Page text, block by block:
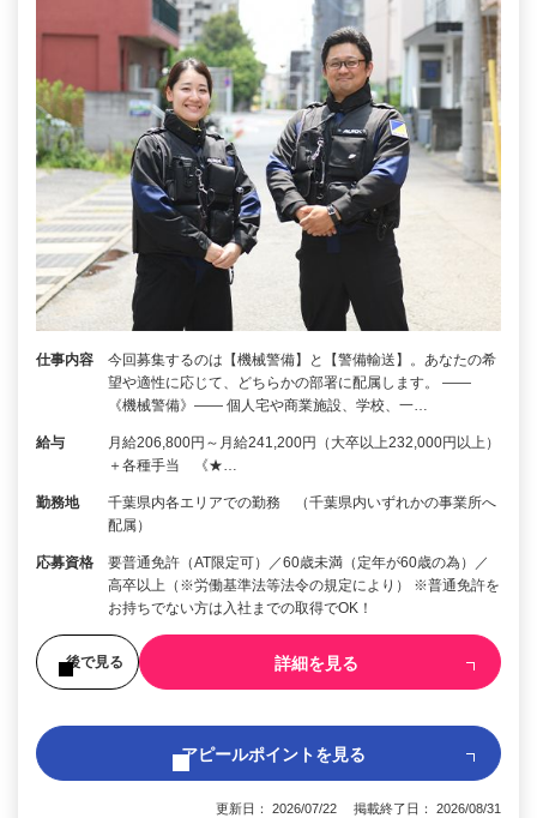
仕事内容
今回募集するのは【機械警備】と【警備輸送】。あなたの希
望や適性に応じて、どちらかの部署に配属します。 ――
《機械警備》―― 個人宅や商業施設、学校、一…
給与
月給206,800円～月給241,200円（大卒以上232,000円以上）
＋各種手当 《★…
勤務地
千葉県内各エリアでの勤務 （千葉県内いずれかの事業所へ
配属）
応募資格
要普通免許（AT限定可）／60歳未満（定年が60歳の為）／
高卒以上（※労働基準法等法令の規定により） ※普通免許を
お持ちでない方は入社までの取得でOK！
後で見る 詳細を見る
アピールポイントを見る
更新日： 2026/07/22 掲載終了日： 2026/08/31